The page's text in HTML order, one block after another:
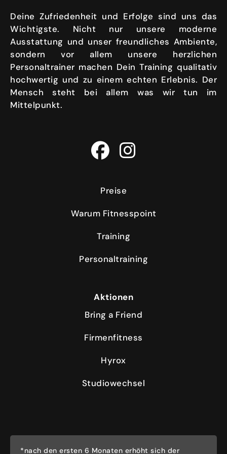
Deine Zufriedenheit und Erfolge sind uns das
Wichtigste. Nicht nur unsere moderne
Ausstattung und unser freundliches Ambiente,
sondern vor allem unsere herzlichen
Personaltrainer machen Dein Training qualitativ
hochwertig und zu einem echten Erlebnis. Der
Mensch steht bei allem was wir tun im
Mittelpunkt.
Preise
Warum Fitnesspoint
Training
Personaltraining
Aktionen
Bring a Friend
Firmenfitness
Hyrox
Studiowechsel
*nach den ersten 6 Monaten erhöht sich der